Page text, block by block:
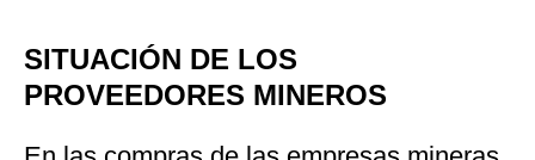
SITUACIÓN DE LOS
PROVEEDORES MINEROS